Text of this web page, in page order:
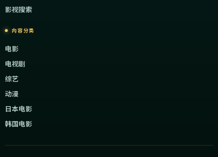
影视搜索
内容分类
电影
电视剧
综艺
动漫
日本电影
韩国电影